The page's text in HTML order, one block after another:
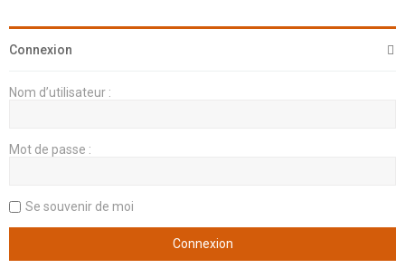
Connexion
Nom d’utilisateur :
Mot de passe :
Se souvenir de moi